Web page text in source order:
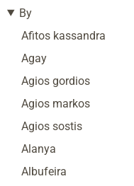
By
Afitos kassandra
Agay
Agios gordios
Agios markos
Agios sostis
Alanya
Albufeira